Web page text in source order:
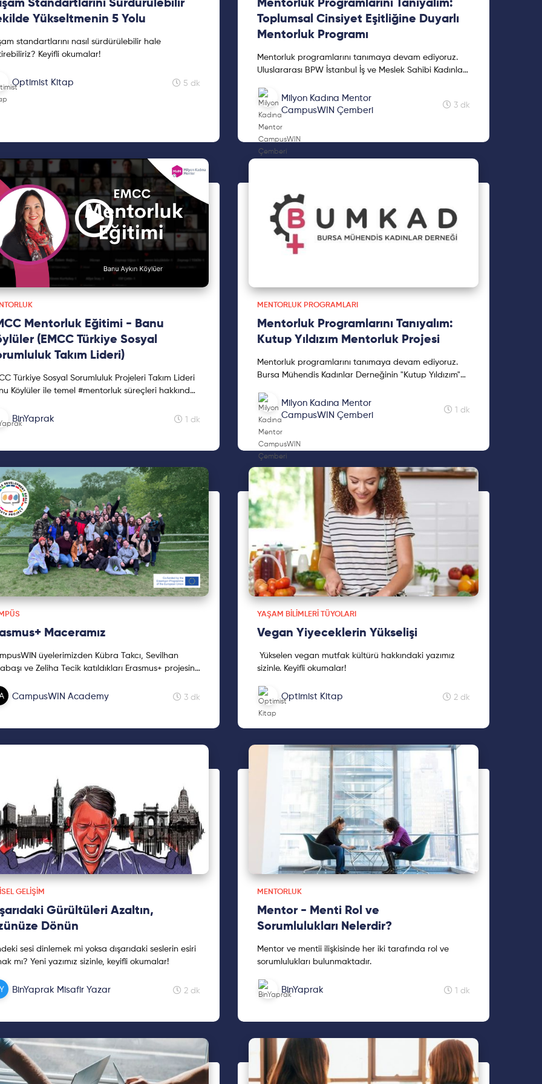
Standartlarını Sürdürülebilir
Yükseltmenin 5 Yolu
standartlarını nasıl sürdürülebilir hale
Keyifli okumalar!
Optimist Kitap 5 dk
Mentorluk Programlarını Tanıyalım:
Toplumsal Cinsiyet Eşitliğine Duyarlı
Mentorluk Programı
Mentorluk programlarını tanımaya devam ediyoruz.
Uluslararası BPW İstanbul İş ve Meslek Sahibi Kadınlar
Mentorluk Programı" hakkında bilgi verdiğimiz yazımız
yayında! Keyifli okumalar!
Milyon Kadına Mentor
CampusWIN Çemberi
3 dk
Mentorluk Eğitimi - Banu
(EMCC Türkiye Sosyal
Takım Lideri)
Türkiye Sosyal Sorumluluk Projeleri Takım Lideri
Köylüler ile temel #mentorluk süreçleri hakkında
BinYaprak 1 dk
MENTORLUK PROGRAMLARI
Mentorluk Programlarını Tanıyalım:
Kutup Yıldızım Mentorluk Projesi
Mentorluk programlarını tanımaya devam ediyoruz.
Bursa Mühendis Kadınlar Derneğinin "Kutup Yıldızım"
yayında! Keyifli okumalar!
Milyon Kadına Mentor
CampusWIN Çemberi
1 dk
Maceramız
üyelerimizden Kübra Takcı, Sevilhan
ve Zeliha Tecik katıldıkları Erasmus+ projesini
CampusWIN Academy 3 dk
YAŞAM BILIMLERI TÜYOLARI
Vegan Yiyeceklerin Yükselişi
Yükselen vegan mutfak kültürü hakkındaki yazımız
sizinle. Keyifli okumalar!
Optimist Kitap 2 dk
GELIŞIM
Gürültüleri Azaltın,
Dönün
sesi dinlemek mi yoksa dışarıdaki seslerin esiri
mı? Yeni yazımız sizinle, keyifli okumalar!
BinYaprak Misafir Yazar 2 dk
MENTORLUK
Mentor - Menti Rol ve
Sorumlulukları Nelerdir?
Mentor ve mentii ilişkisinde her iki tarafında rol ve
sorumlulukları bulunmaktadır.
BinYaprak 1 dk